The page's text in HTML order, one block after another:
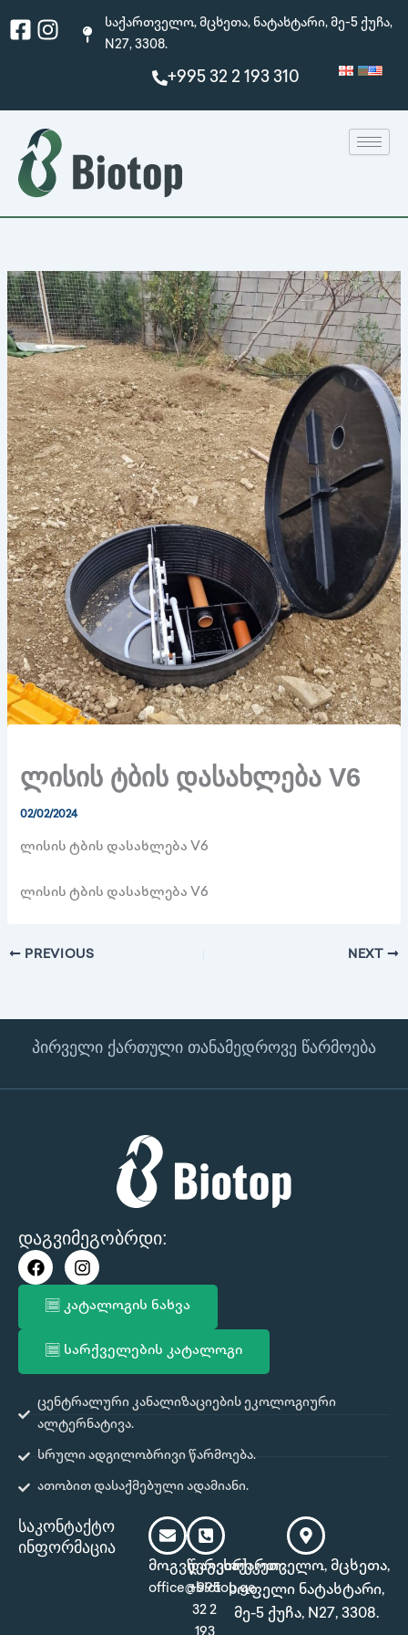
Facebook-
square
Instagramსაქართველო, მცხეთა, ნატახტარი, მე-5 ქუჩა,
N27, 3308.
+995 32 2 193 310
ლისის ტბის დასახლება V6
02/02/2024
ლისის ტბის დასახლება V6
ლისის ტბის დასახლება V6
PREVIOUS NEXT
პირველი ქართული თანამედროვე წარმოება
დაგვიმეგობრდი:
F
a
k
I
n
t
g
a
m
კატალოგის ნახვა
სარქველების კატალოგი
ცენტრალური კანალიზაციების ეკოლოგიური
ალტერნატივა.
სრული ადგილობრივი წარმოება.
ათობით დასაქმებული ადამიანი.
საკონტაქტო
ინფორმაცია
მოგვწერეთ:
office@biotop.ge
დაგვირეკეთ:
+995
32 2
საქართველო, მცხეთა,
სოფელი ნატახტარი,
მე-5 ქუჩა, N27, 3308.